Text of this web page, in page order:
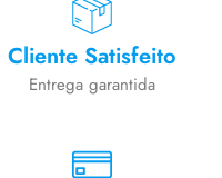
Cliente Satisfeito
Entrega garantida